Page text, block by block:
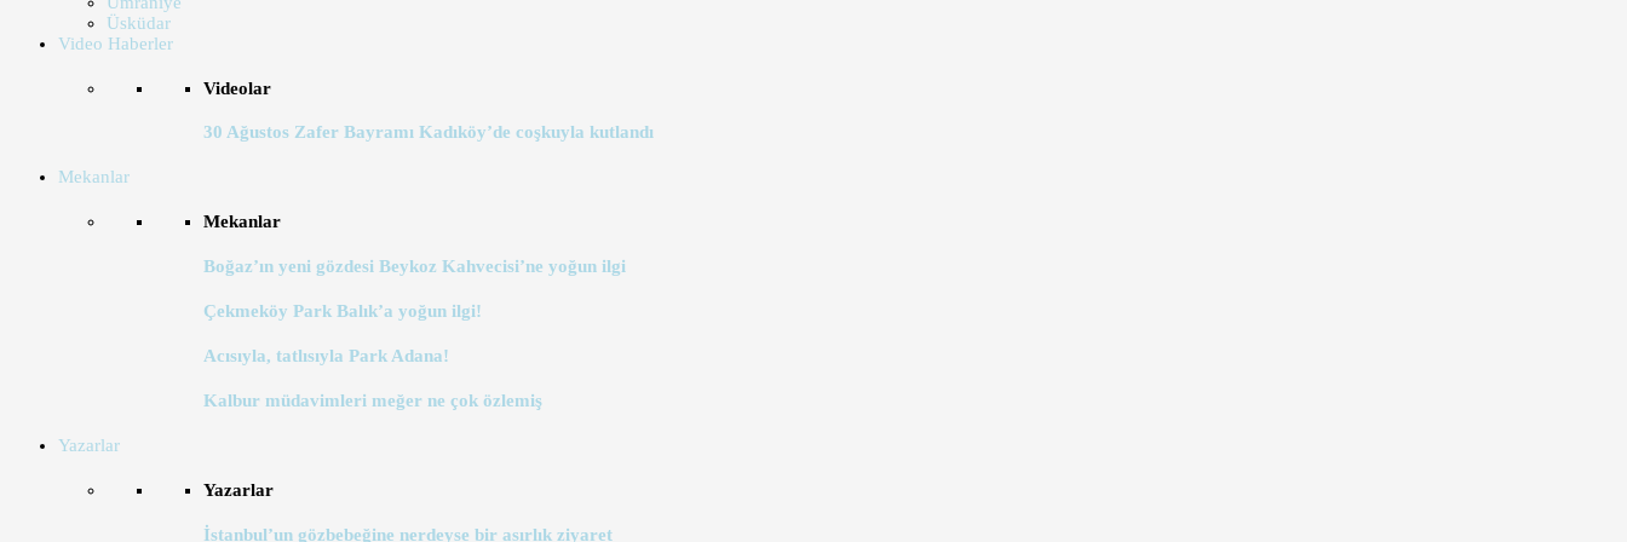
Üsküdar
Video Haberler
Videolar
30 Ağustos Zafer Bayramı Kadıköy’de coşkuyla kutlandı
Mekanlar
Mekanlar
Boğaz’ın yeni gözdesi Beykoz Kahvecisi’ne yoğun ilgi
Çekmeköy Park Balık’a yoğun ilgi!
Acısıyla, tatlısıyla Park Adana!
Kalbur müdavimleri meğer ne çok özlemiş
Yazarlar
Yazarlar
İstanbul’un gözbebeğine nerdeyse bir asırlık ziyaret